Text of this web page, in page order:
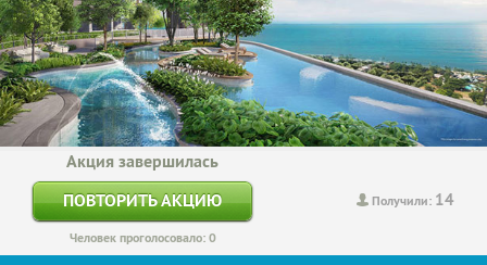
Получили: 14
Акция завершилась
ПОВТОРИТЬ АКЦИЮ
Человек проголосовало: 0